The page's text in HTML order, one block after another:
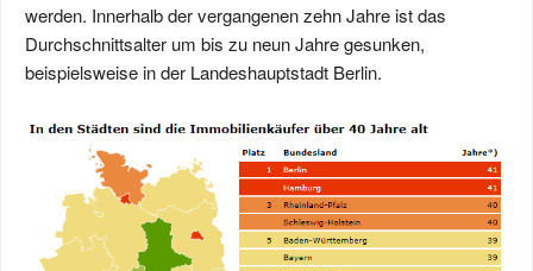
werden. Innerhalb der vergangenen zehn Jahre ist das
Durchschnittsalter um bis zu neun Jahre gesunken,
beispielsweise in der Landeshauptstadt Berlin.